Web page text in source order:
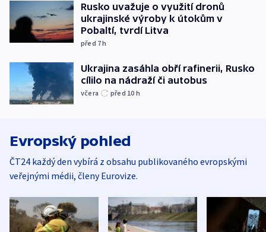
Rusko uvažuje o využití dronů
ukrajinské výroby k útokům v
Pobaltí, tvrdí Litva
před 7h
Ukrajina zasáhla obří rafinerii, Rusko
cílilo na nádraží či autobus
včera před 10 h
Evropský pohled
ČT24 každý den vybírá z obsahu publikovaného evropskými
veřejnými médii, členy Eurovize.